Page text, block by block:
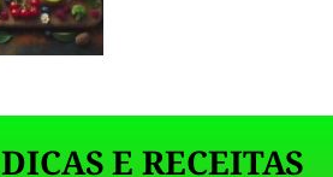
DICAS E RECEITAS